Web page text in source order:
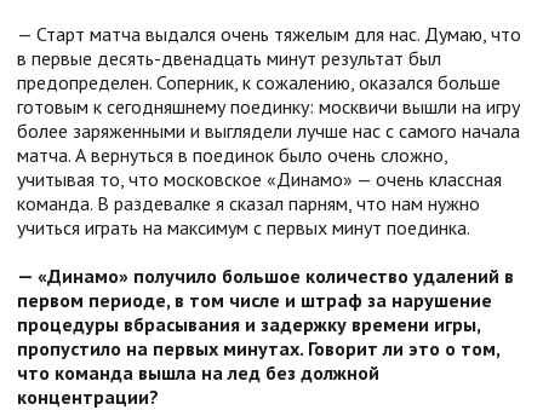
— Старт матча выдался очень тяжелым для нас. Думаю, что
в первые десять-двенадцать минут результат был
предопределен. Соперник, к сожалению, оказался больше
готовым к сегодняшнему поединку: москвичи вышли на игру
более заряженными и выглядели лучше нас с самого начала
матча. А вернуться в поединок было очень сложно,
учитывая то, что московское «Динамо» — очень классная
команда. В раздевалке я сказал парням, что нам нужно
учиться играть на максимум с первых минут поединка.
— «Динамо» получило большое количество удалений в
первом периоде, в том числе и штраф за нарушение
процедуры вбрасывания и задержку времени игры,
пропустило на первых минутах. Говорит ли это о том,
что команда вышла на лед без должной
концентрации?